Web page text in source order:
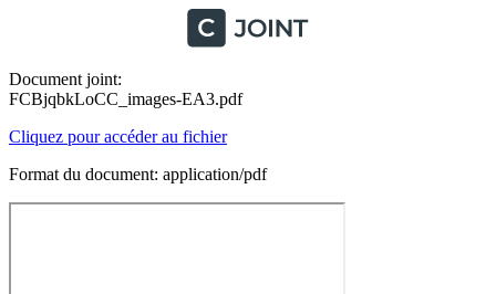
Document joint:
FCBjqbkLoCC_images-EA3.pdf
Cliquez pour accéder au fichier
Format du document: application/pdf